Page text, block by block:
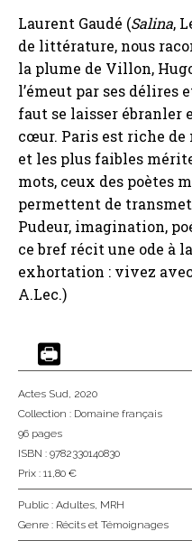
Laurent Gaudé (Salina,
de littérature, nous
la plume de Villon,
l’émeut par ses délires
faut se laisser ébranler
cœur. Paris est riche
et les plus faibles
mots, ceux des poètes
permettent de
Pudeur, imagination,
ce bref récit une ode à
exhortation : vivez
A.Lec.)
Actes Sud, 2020
Collection : Domaine français
96 pages
ISBN : 9782330140830
Prix : 11,80 €
Public : Adultes, MRH
Genre : Récits et Témoignages